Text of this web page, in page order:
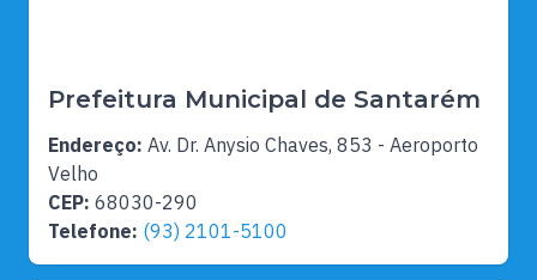
Prefeitura Municipal de Santarém
Endereço: Av. Dr. Anysio Chaves, 853 - Aeroporto
Velho
CEP: 68030-290
Telefone: (93) 2101-5100